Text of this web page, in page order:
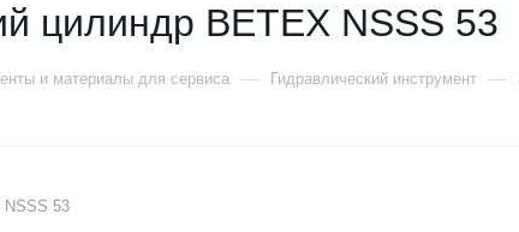
цилиндр BETEX NSSS 53
и материалы для сервиса — Гидравлический инструмент —
NSSS 53